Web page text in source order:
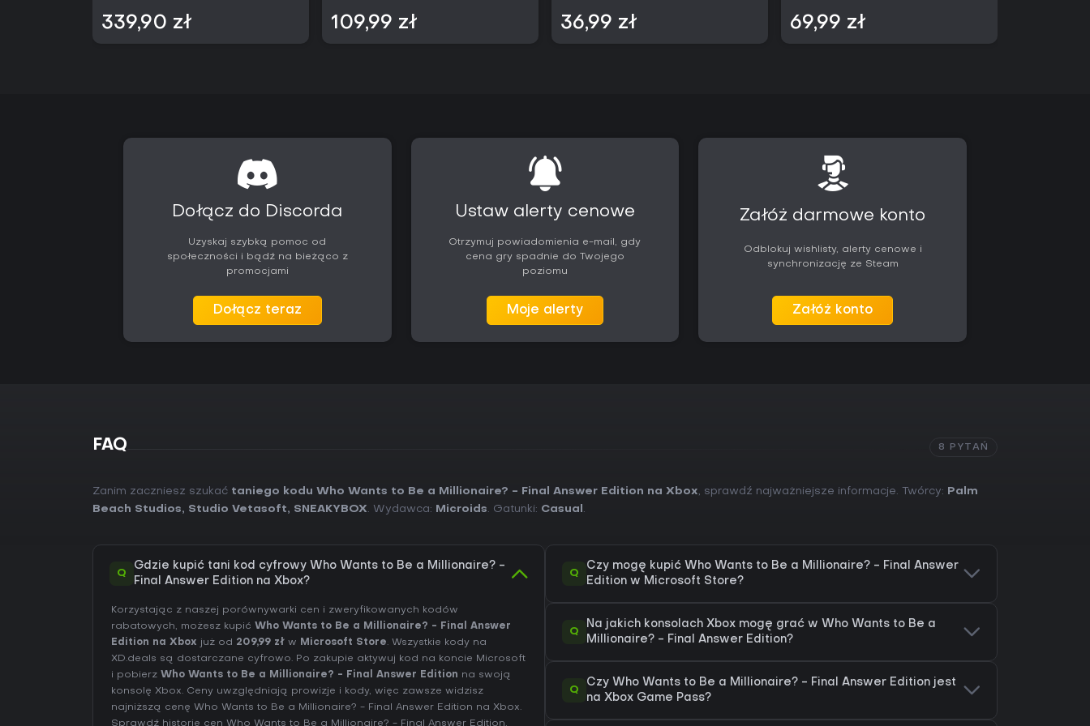
339,90 zł 109,99 zł 36,99 zł 69,99 zł
Dołącz do Discorda
Uzyskaj szybką pomoc od
społeczności i bądź na bieżąco z
promocjami
Dołącz teraz
Ustaw alerty cenowe
Otrzymuj powiadomienia e-mail, gdy
cena gry spadnie do Twojego
poziomu
Moje alerty
Załóż darmowe konto
Odblokuj wishlisty, alerty cenowe i
synchronizację ze Steam
Załóż konto
FAQ 8 PYTAŃ
Zanim zaczniesz szukać taniego kodu Who Wants to Be a Millionaire? - Final Answer Edition na Xbox, sprawdź najważniejsze informacje. Twórcy:
Palm
Beach Studios, Studio Vetasoft, SNEAKYBOX. Wydawca: Microids. Gatunki: Casual .
Q
Gdzie kupić tani kod cyfrowy Who Wants to Be a Millionaire? -
Final Answer Edition na Xbox?
Korzystając z naszej porównywarki cen i zweryfikowanych kodów
rabatowych, możesz kupić Who Wants to Be a Millionaire? - Final Answer
Edition na Xbox już od 209,99 zł w Microsoft Store. Wszystkie kody na
XD.deals są dostarczane cyfrowo. Po zakupie aktywuj kod na koncie Microsoft
i pobierz Who Wants to Be a Millionaire? - Final Answer Edition na swoją
konsolę Xbox. Ceny uwzględniają prowizje i kody, więc zawsze widzisz
najniższą cenę Who Wants to Be a Millionaire? - Final Answer Edition na Xbox.
Sprawdź historię cen Who Wants to Be a Millionaire? - Final Answer Edition,
Q
Czy mogę kupić Who Wants to Be a Millionaire? - Final Answer
Edition w Microsoft Store?
Q
Na jakich konsolach Xbox mogę grać w Who Wants to Be a
Millionaire? - Final Answer Edition?
Q
Czy Who Wants to Be a Millionaire? - Final Answer Edition jest
na Xbox Game Pass?